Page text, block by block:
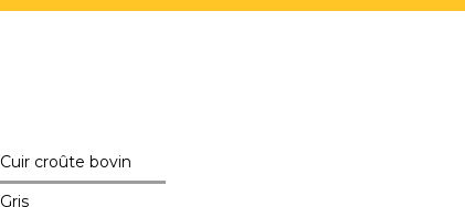
Cuir croûte bovin
Gris